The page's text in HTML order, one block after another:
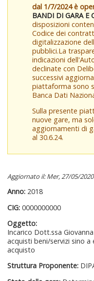
dal 1/7/2024 è
BANDI DI GARA E
disposizioni
Codice dei
digitalizzazione
pubblici.La
indicazioni
declinate con
successivi
piattaforma sono
Banca Dati
Sulla presente
nuove gare, ma
aggiornamenti di
al 30.6.24.
Aggiornato il: Mer, 27/05/2020
Anno: 2018
CIG: 0000000000
Oggetto:
Incarico Dott.ssa
acquisti beni/servizi sino a
acquisto
Struttura Proponente: